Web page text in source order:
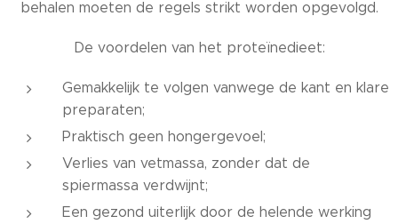
behalen moeten de regels strikt worden opgevolgd.
De voordelen van het proteïnedieet:
Gemakkelijk te volgen vanwege de kant en klare
preparaten;
Praktisch geen hongergevoel;
Verlies van vetmassa, zonder dat de
spiermassa verdwijnt;
Een gezond uiterlijk door de helende werking